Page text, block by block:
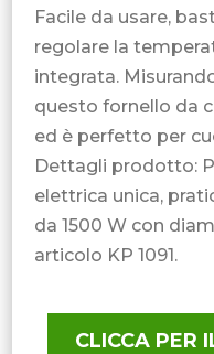
Facile da usare,
regolare la
integrata.
questo fornello da
ed è perfetto per
Dettagli prodotto:
elettrica unica,
da 1500 W con
articolo KP 1091.
CLICCA PER